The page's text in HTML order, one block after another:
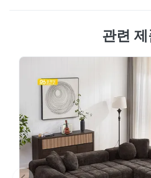
리를 거친 내마모성이 뛰어난 면
3(매일 마찰로 인한 뚜렷한 흔적
화 주기는 10년을 초과합니다. 프
방지하기 위해 모듈당 80kg의 하
강화 하드웨어와 쌍을 이루는 견
들어졌습니다. 면 린넨 소재는
화적이어서 사계절 내내 편안함
질감과 장기적...
관련